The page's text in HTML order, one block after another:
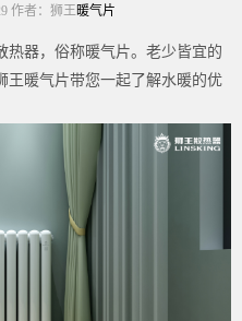
作者：狮王暖气片
热器，俗称暖气片。老少皆宜的
王暖气片带您一起了解水暖的优